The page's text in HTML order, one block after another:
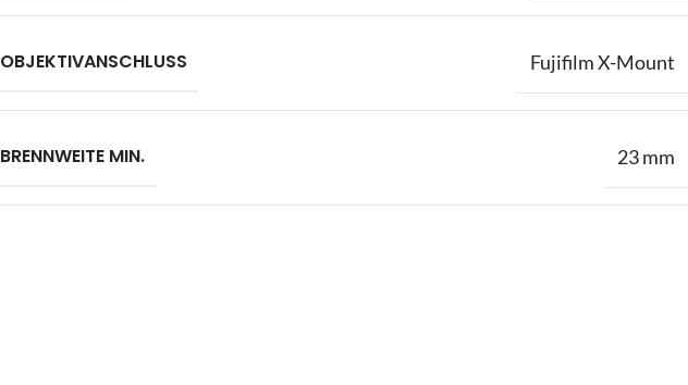
OBJEKTIVANSCHLUSS Fujifilm X-Mount
BRENNWEITE MIN. 23 mm